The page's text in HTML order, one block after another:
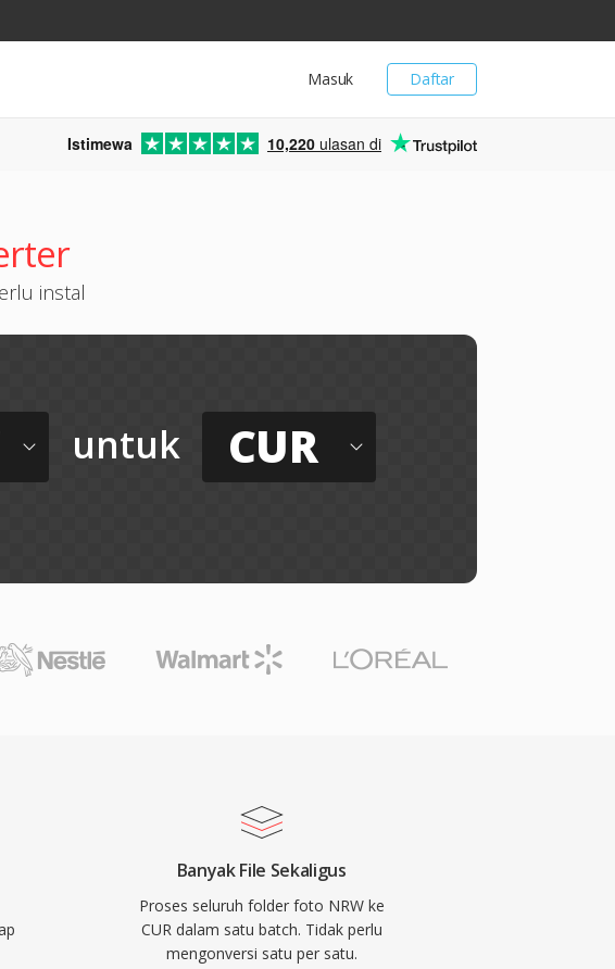
Daftar
Masuk
Istimewa 10,220 ulasan di
instal
untuk CUR
Banyak File Sekaligus
Proses seluruh folder foto NRW ke
CUR dalam satu batch. Tidak perlu
mengonversi satu per satu.